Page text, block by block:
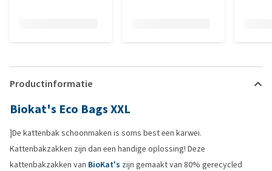
Productinformatie
Biokat's Eco Bags XXL
]De kattenbak schoonmaken is soms best een karwei.
Kattenbakzakken zijn dan een handige oplossing! Deze
kattenbakzakken van BioKat's zijn gemaakt van 80% gerecycled